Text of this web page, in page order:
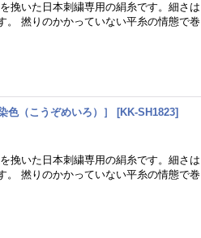
挽いた日本刺繍専用の絹糸です。細さは
。 撚りのかかっていない平糸の情態で巻
色（こうぞめいろ）］ [KK-SH1823]
挽いた日本刺繍専用の絹糸です。細さは
。 撚りのかかっていない平糸の情態で巻